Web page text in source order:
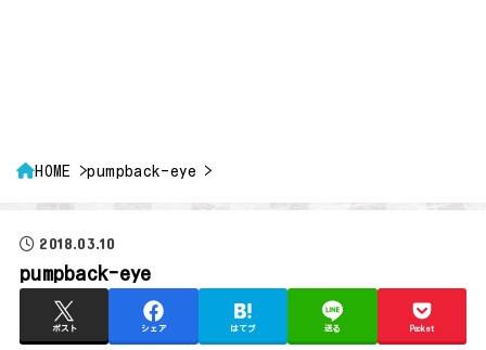
HOME pumpback-eye
2018.03.10
pumpback-eye
ポスト シェア はてブ 送る Pocket